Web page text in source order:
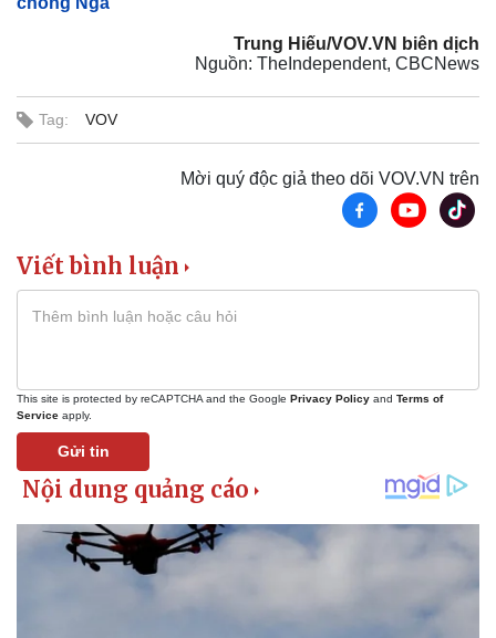
Doanh nghiệp
Thông tin doanh nghiệp
Công nghệ
Sành điệu
Tin Công nghệ
Trải nghiệm
Trung Hiếu/VOV.VN biên dịch
Nguồn: TheIndependent, CBCNews
Tag: VOV
Mời quý độc giả theo dõi VOV.VN trên
Viết bình luận
This site is protected by reCAPTCHA and the Google Privacy Policy and Terms of
Service apply.
Gửi tin